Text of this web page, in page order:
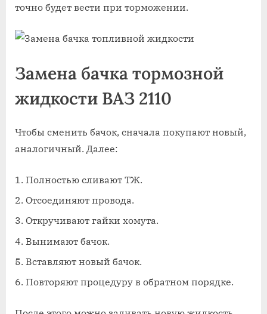
точно будет вести при торможении.
Замена бачка тормозной
жидкости ВАЗ 2110
Чтобы сменить бачок, сначала покупают новый,
аналогичный. Далее:
Полностью сливают ТЖ.
Отсоединяют провода.
Откручивают гайки хомута.
Вынимают бачок.
Вставляют новый бачок.
Повторяют процедуру в обратном порядке.